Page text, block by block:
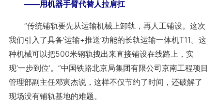
——用机器手臂代替人拉肩扛
“传统铺轨要先从运输机械上卸轨，再人工铺设。这次
我们引入了具备‘运输+推送’功能的长轨运输一体机T11。这
种机械可以把500米钢轨拽出来直接铺设在线路上，实
现‘一步到位’。”中国铁路北京局集团有限公司京南工程项目
管理部副主任邓寅杰说，这样不仅节约了时间，还破解了
现场没有铺轨基地的难题。